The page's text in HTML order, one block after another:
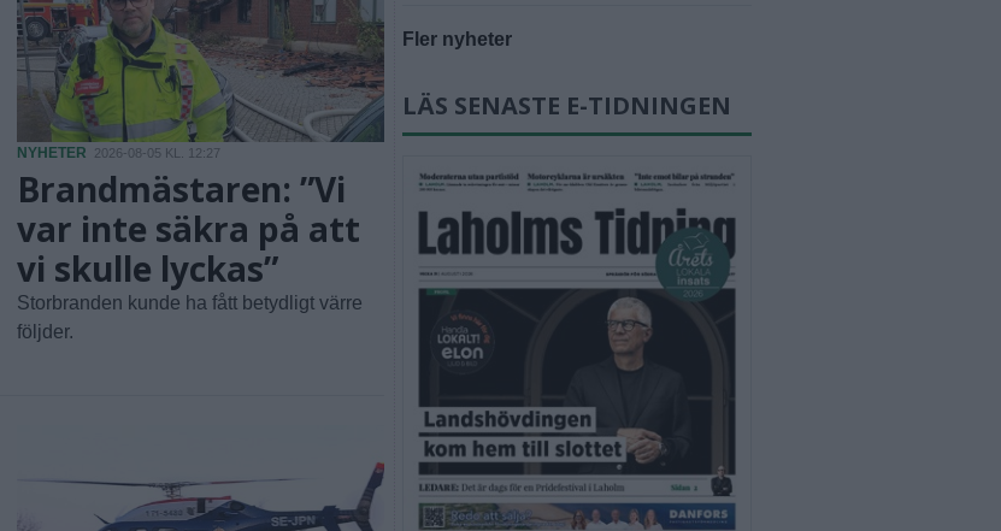
NYHETER 2026-08-05 KL. 12:27
Brandmästaren: ”Vi
var inte säkra på att
vi skulle lyckas”
Storbranden kunde ha fått betydligt värre
följder.
Fler nyheter
LÄS SENASTE E-TIDNINGEN